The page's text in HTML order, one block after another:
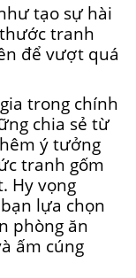
tạo sự hài
tranh
để vượt quá
trong chính
chia sẻ từ
ý tưởng
tranh gốm
Hy vọng
lựa chọn
phòng ăn
ấm cúng